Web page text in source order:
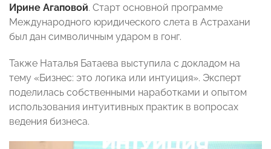
Ирине Агаповой. Старт основной программе
Международного юридического слета в Астрахани
был дан символичным ударом в гонг.
Также Наталья Батаева выступила с докладом на
тему «Бизнес: это логика или интуиция». Эксперт
поделилась собственными наработками и опытом
использования интуитивных практик в вопросах
ведения бизнеса.